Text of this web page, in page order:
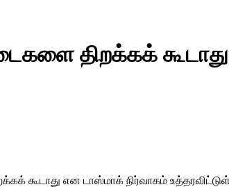
திறக்கக்
கூடாது என டாஸ்மாக் நிர்வாகம்